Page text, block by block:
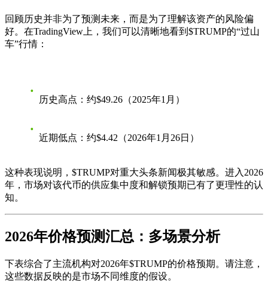
回顾历史并非为了预测未来，而是为了理解该资产的风险偏
好。在TradingView上，我们可以清晰地看到$TRUMP的“过山
车”行情：
历史高点 ：约$49.26（2025年1月）
近期低点 ：约$4.42（2026年1月26日）
这种表现说明，$TRUMP对重大头条新闻极其敏感。进入2026
年，市场对该代币的供应集中度和解锁预期已有了更理性的认
知。
2026年价格预测汇总：多场景分析
下表综合了主流机构对2026年$TRUMP的价格预期。请注意，
这些数据反映的是市场不同维度的假设。